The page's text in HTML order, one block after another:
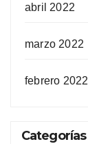
abril 2022
marzo 2022
febrero 2022
Categorías